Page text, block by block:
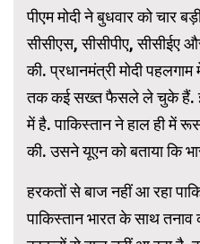
पीएम मोदी ने बुधवार को चार
सीसीएस, सीसीपीए, सीसीईए
की. प्रधानमंत्री मोदी
तक कई सख्त फैसले ले चुके हैं.
में है. पाकिस्तान ने हाल ही में
की. उसने यूएन को बताया कि
हरकतों से बाज नहीं आ रहा
पाकिस्तान भारत के साथ